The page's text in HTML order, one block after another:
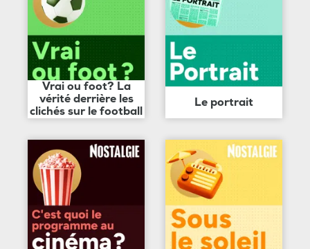
Vrai ou foot? La
vérité derrière les
clichés sur le football
Le portrait